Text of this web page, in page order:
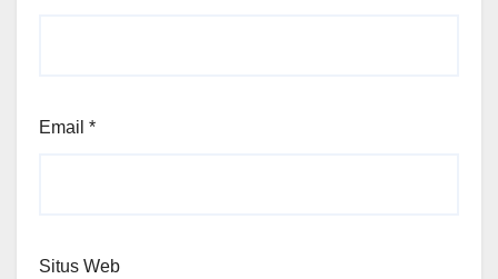
Email *
Situs Web